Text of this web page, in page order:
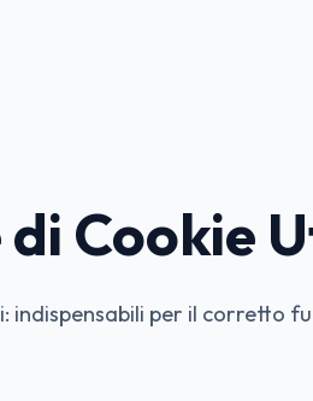
Cookie
indispensabili per il corretto